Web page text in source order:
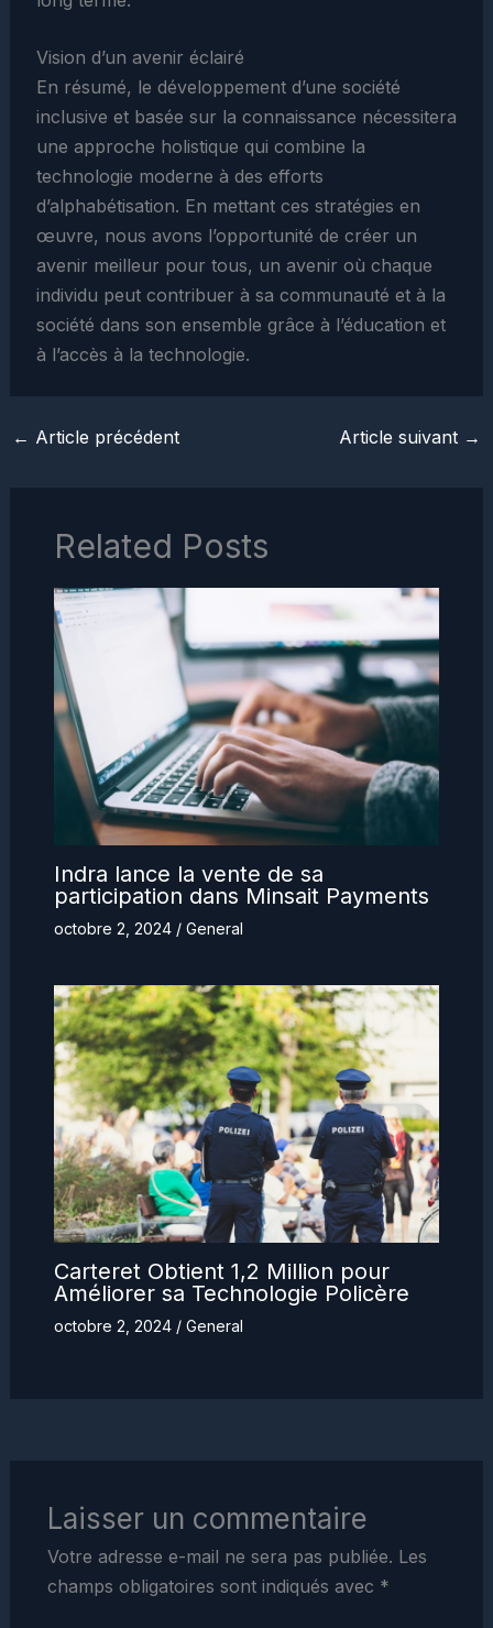
Vision d’un avenir éclairé
En résumé, le développement d’une société
inclusive et basée sur la connaissance nécessitera
une approche holistique qui combine la
technologie moderne à des efforts
d’alphabétisation. En mettant ces stratégies en
œuvre, nous avons l’opportunité de créer un
avenir meilleur pour tous, un avenir où chaque
individu peut contribuer à sa communauté et à la
société dans son ensemble grâce à l’éducation et
à l’accès à la technologie.
← Article précédent Article suivant →
Related Posts
Indra lance la vente de sa
participation dans Minsait Payments
octobre 2, 2024 / General
Carteret Obtient 1,2 Million pour
Améliorer sa Technologie Policère
octobre 2, 2024 / General
Laisser un commentaire
Votre adresse e-mail ne sera pas publiée. Les
champs obligatoires sont indiqués avec *